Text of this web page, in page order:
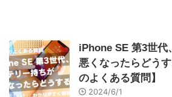
iPhone SE 第3世代
悪くなったらどう
のよくある質問】
2024/6/1